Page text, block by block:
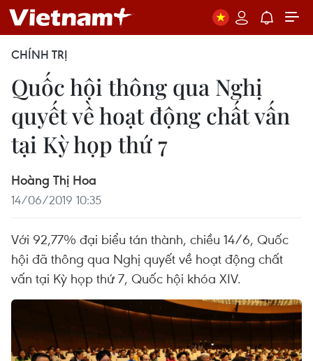
CHÍNH TRỊ
Quốc hội thông qua Nghị
quyết về hoạt động chất vấn
tại Kỳ họp thứ 7
Hoàng Thị Hoa
14/06/2019 10:35
Với 92,77% đại biểu tán thành, chiều 14/6, Quốc
hội đã thông qua Nghị quyết về hoạt động chất
vấn tại Kỳ họp thứ 7, Quốc hội khóa XIV.